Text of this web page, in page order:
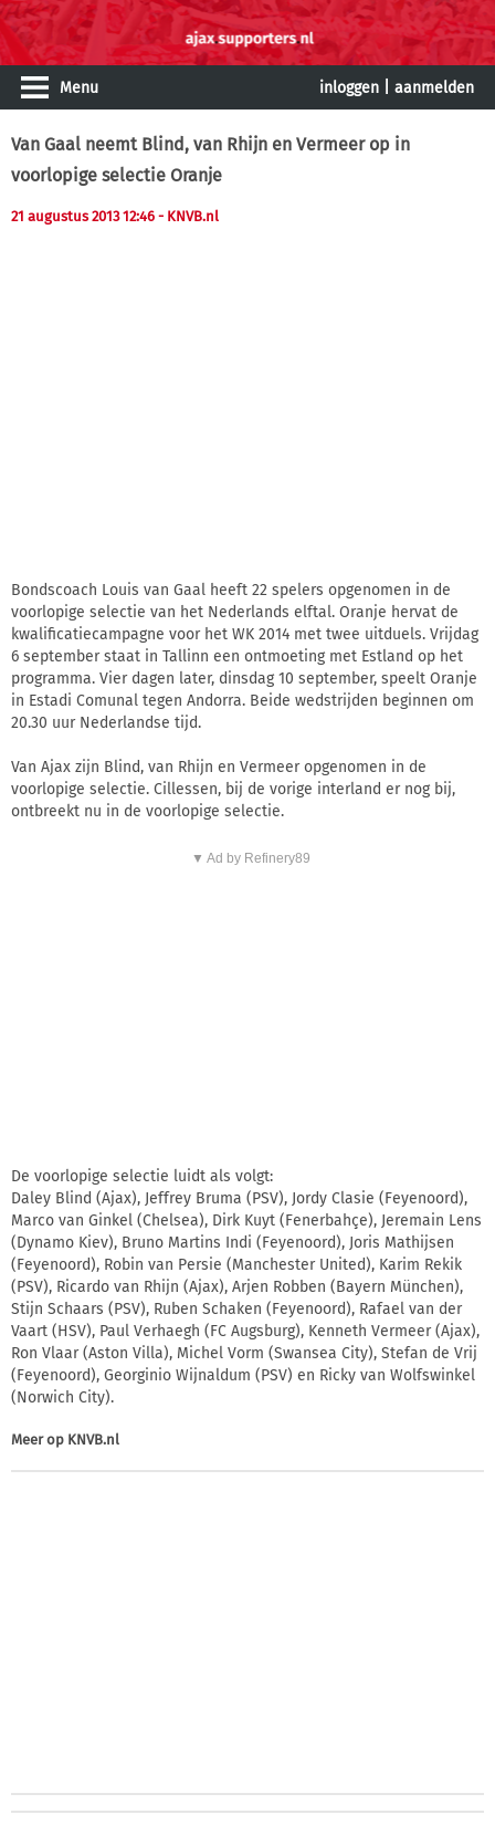
Menu inloggen aanmelden
Van Gaal neemt Blind, van Rhijn en Vermeer op in
voorlopige selectie Oranje
21 augustus 2013 12:46 - KNVB.nl
Bondscoach Louis van Gaal heeft 22 spelers opgenomen in de
voorlopige selectie van het Nederlands elftal. Oranje hervat de
kwalificatiecampagne voor het WK 2014 met twee uitduels. Vrijdag
6 september staat in Tallinn een ontmoeting met Estland op het
programma. Vier dagen later, dinsdag 10 september, speelt Oranje
in Estadi Comunal tegen Andorra. Beide wedstrijden beginnen om
20.30 uur Nederlandse tijd.
Van Ajax zijn Blind, van Rhijn en Vermeer opgenomen in de
voorlopige selectie. Cillessen, bij de vorige interland er nog bij,
ontbreekt nu in de voorlopige selectie.
▼ Ad by Refinery89
De voorlopige selectie luidt als volgt:
Daley Blind (Ajax), Jeffrey Bruma (PSV), Jordy Clasie (Feyenoord),
Marco van Ginkel (Chelsea), Dirk Kuyt (Fenerbahçe), Jeremain Lens
(Dynamo Kiev), Bruno Martins Indi (Feyenoord), Joris Mathijsen
(Feyenoord), Robin van Persie (Manchester United), Karim Rekik
(PSV), Ricardo van Rhijn (Ajax), Arjen Robben (Bayern München),
Stijn Schaars (PSV), Ruben Schaken (Feyenoord), Rafael van der
Vaart (HSV), Paul Verhaegh (FC Augsburg), Kenneth Vermeer (Ajax),
Ron Vlaar (Aston Villa), Michel Vorm (Swansea City), Stefan de Vrij
(Feyenoord), Georginio Wijnaldum (PSV) en Ricky van Wolfswinkel
(Norwich City).
Meer op KNVB.nl